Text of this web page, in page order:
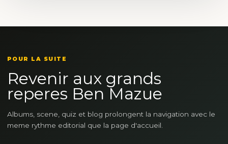
POUR LA SUITE
Revenir aux grands
reperes Ben Mazue
Albums, scene, quiz et blog prolongent la navigation avec le
meme rythme editorial que la page d'accueil.